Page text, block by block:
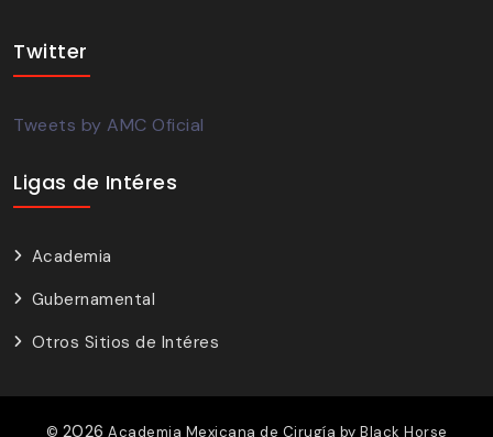
Twitter
Tweets by AMC Oficial
Ligas de Intéres
Academia
Gubernamental
Otros Sitios de Intéres
© 2026 Academia Mexicana de Cirugía by Black Horse